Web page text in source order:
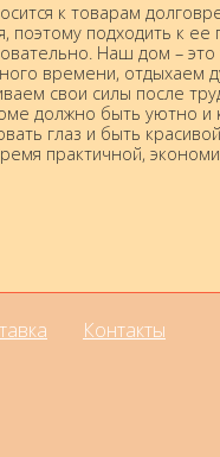
к товарам
поэтому подходить к
Наш дом –
времени, отдыхаем
свои силы после
должно быть уютно
глаз и быть
практичной,
Контакты